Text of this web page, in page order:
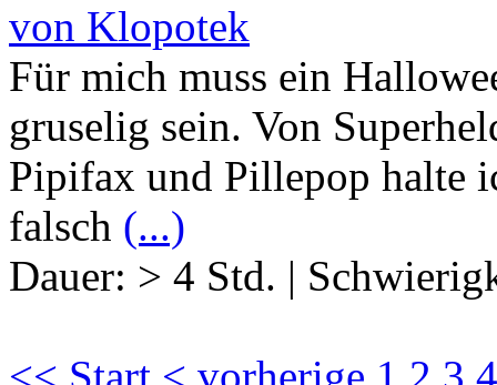
von Klopotek
Für mich muss ein
gruselig sein. Von
Pipifax und Pillepop halte
falsch (...)
Dauer: > 4 Std. |
<< Start < vorherige 1 2 3 4